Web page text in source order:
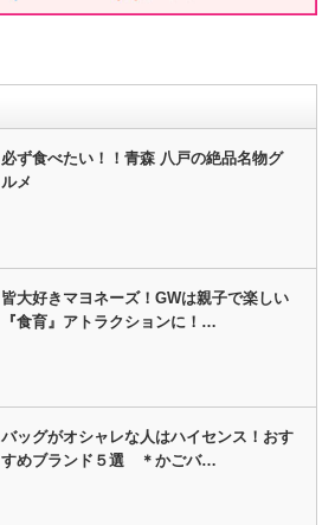
必ず食べたい！！青森 八戸の絶品名物グ
ルメ
皆大好きマヨネーズ！GWは親子で楽しい
『食育』アトラクションに！…
バッグがオシャレな人はハイセンス！おす
すめブランド５選 ＊かごバ…